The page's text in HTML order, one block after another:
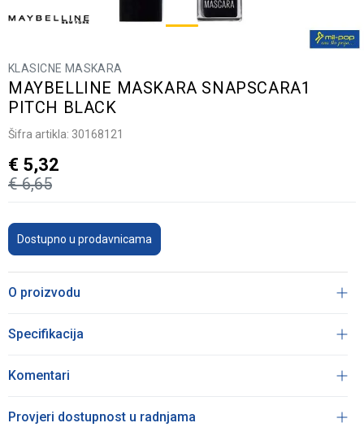
KLASICNE MASKARA
MAYBELLINE MASKARA SNAPSCARA1
PITCH BLACK
Šifra artikla: 30168121
€ 6,65
€ 5,32
Dostupno u prodavnicama
O proizvodu
Specifikacija
Komentari
Provjeri dostupnost u radnjama